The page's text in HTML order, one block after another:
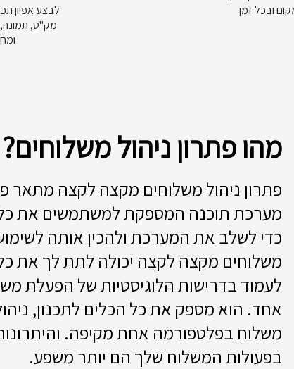
ובכל זמן
לבצע אפיון
מק"ט,
מהו פתרון ניהול משלוחים?
פתרון ניהול משלוחים מקצה לקצה מתאר
מערכת תוכנה המספקת למשתמשים את כל
כדי לשלב את המערכת ולהכין אותה
משלוחים מקצה לקצה יכולה לתת לך את
לעמוד בדרישות הלוגיסטיות של הפעלת
אחד. הוא מספק את כל הכלים לתכנון,
משלוח בפלטפורמה אחת מקיפה.
בפעולות המשלוח שלך הם יותר משפע.